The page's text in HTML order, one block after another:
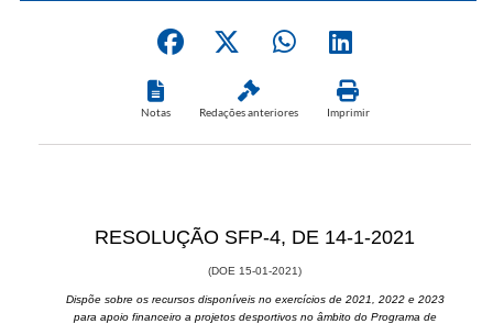
Notas Redações anteriores Imprimir
​RESOLUÇÃO SFP-4, DE 14-1-2021
(DOE 15-01-2021)
Dispõe sobre os recursos disponíveis no exercícios de 2021, 2022 e 2023
para apoio financeiro a projetos desportivos no âmbito do Programa de